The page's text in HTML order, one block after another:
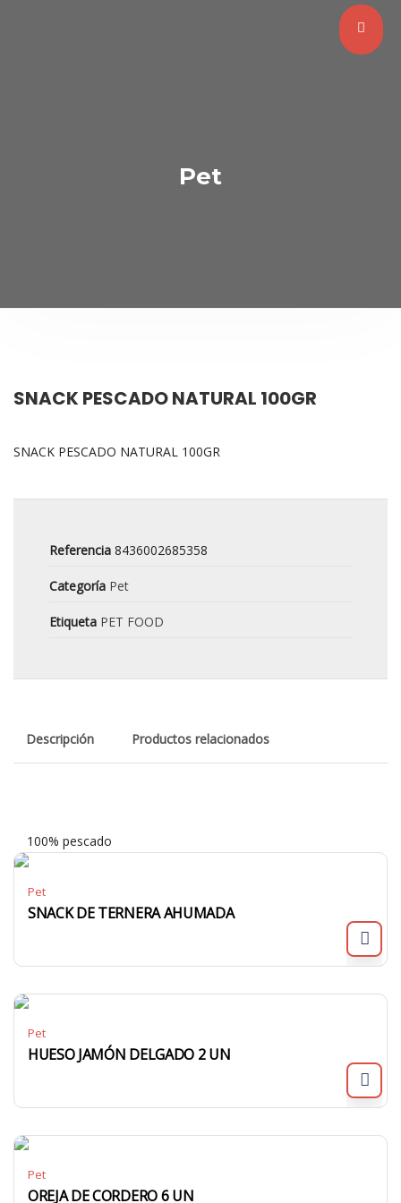
Pet
SNACK PESCADO NATURAL 100GR
SNACK PESCADO NATURAL 100GR
Referencia 8436002685358
Categoría Pet
Etiqueta PET FOOD
Descripción Productos relacionados
100% pescado
Pet
SNACK DE TERNERA AHUMADA
Pet
HUESO JAMÓN DELGADO 2 UN
Pet
OREJA DE CORDERO 6 UN